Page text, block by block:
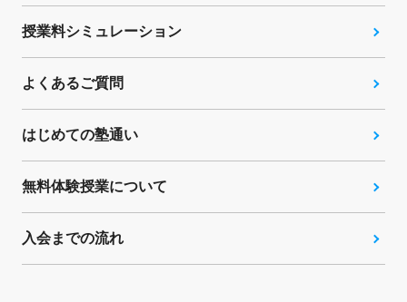
授業料シミュレーション
よくあるご質問
はじめての塾通い
無料体験授業について
入会までの流れ